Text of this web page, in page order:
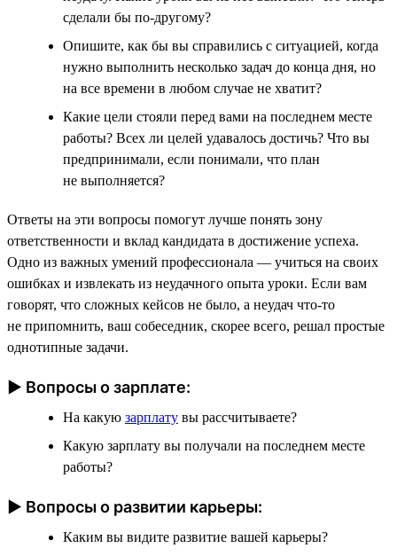
сделали бы по-другому?
Опишите, как бы вы справились с ситуацией, когда
нужно выполнить несколько задач до конца дня, но
на все времени в любом случае не хватит?
Какие цели стояли перед вами на последнем месте
работы? Всех ли целей удавалось достичь? Что вы
предпринимали, если понимали, что план
не выполняется?
Ответы на эти вопросы помогут лучше понять зону
ответственности и вклад кандидата в достижение успеха.
Одно из важных умений профессионала — учиться на своих
ошибках и извлекать из неудачного опыта уроки. Если вам
говорят, что сложных кейсов не было, а неудач что-то
не припомнить, ваш собеседник, скорее всего, решал простые
однотипные задачи.
► Вопросы о зарплате:
На какую зарплату вы рассчитываете?
Какую зарплату вы получали на последнем месте
работы?
► Вопросы о развитии карьеры:
Каким вы видите развитие вашей карьеры?